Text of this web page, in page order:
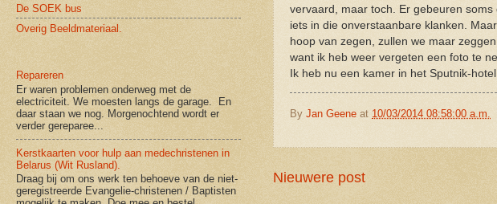
vervaard, maar toch. Er gebeuren
iets in die onverstaanbare klanken.
hoop van zegen, zullen we maar
want ik heb weer vergeten een foto te
Ik heb nu een kamer in het Sputnik-
By Jan Geene at 10/03/2014 08:58:00 a.m.
Nieuwere post
De SOEK bus
Overig Beeldmateriaal.
Repareren
Er waren problemen onderweg met de
electriciteit. We moesten langs de garage. En
daar staan we nog. Morgenochtend wordt er
verder gereparee...
Kerstkaarten voor hulp aan medechristenen in
Belarus (Wit Rusland).
Draag bij om ons werk ten behoeve van de niet-
geregistreerde Evangelie-christenen / Baptisten